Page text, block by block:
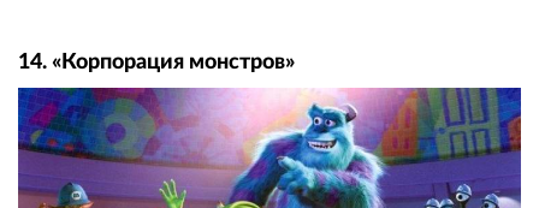
14. «Корпорация монстров»